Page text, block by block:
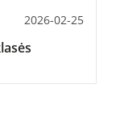
2026-02-25